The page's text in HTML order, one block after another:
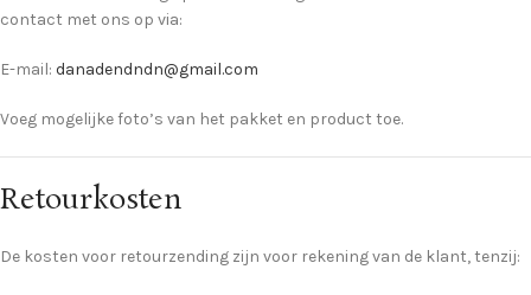
contact met ons op via:
E-mail: danadendndn@gmail.com
Voeg mogelijke foto’s van het pakket en product toe.
Retourkosten
De kosten voor retourzending zijn voor rekening van de klant, tenzij: